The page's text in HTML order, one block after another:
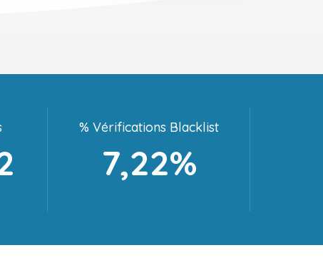
% Vérifications Blacklist
7,22%